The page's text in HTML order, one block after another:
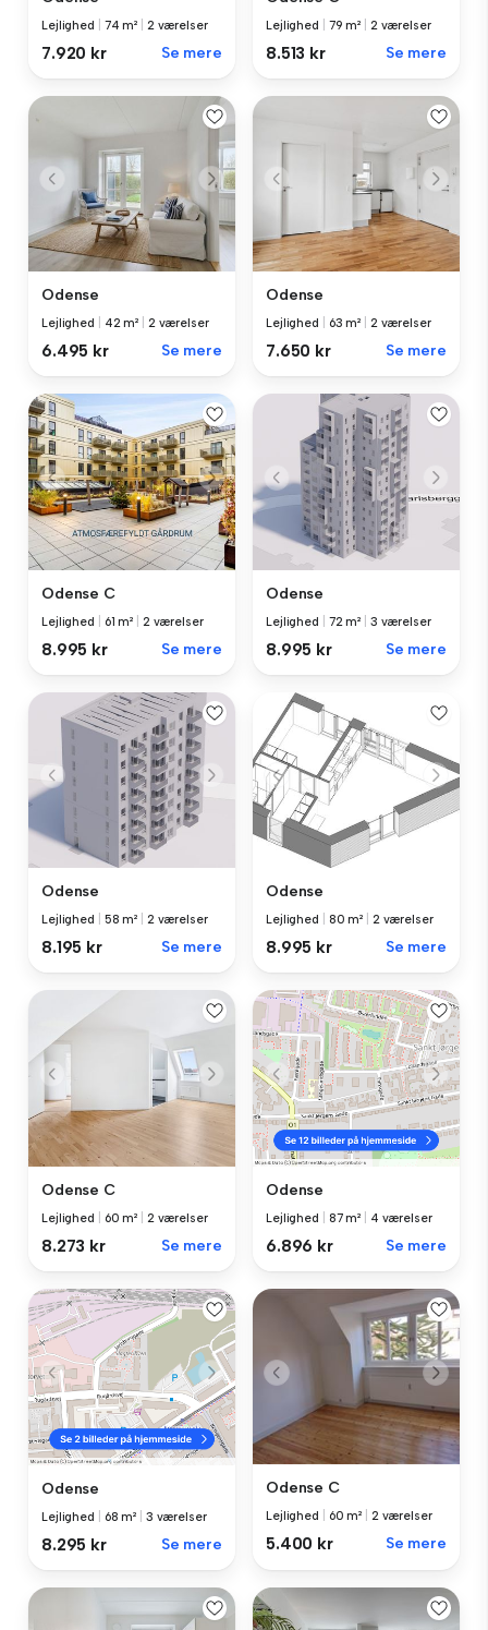
Lejlighed 74 m² 2 værelser
7.920 kr Se mere
Lejlighed 79 m² 2 værelser
8.513 kr Se mere
Odense
Lejlighed 42 m² 2 værelser
6.495 kr Se mere
Odense
Lejlighed 63 m² 2 værelser
7.650 kr Se mere
Odense C
Lejlighed 61 m² 2 værelser
8.995 kr Se mere
Odense
Lejlighed 72 m² 3 værelser
8.995 kr Se mere
Odense
Lejlighed 58 m² 2 værelser
8.195 kr Se mere
Odense
Lejlighed 80 m² 2 værelser
8.995 kr Se mere
Odense C
Lejlighed 60 m² 2 værelser
8.273 kr Se mere
Odense
Lejlighed 87 m² 4 værelser
6.896 kr Se mere
Odense
Lejlighed 68 m² 3 værelser
8.295 kr Se mere
Odense C
Lejlighed 60 m² 2 værelser
5.400 kr Se mere